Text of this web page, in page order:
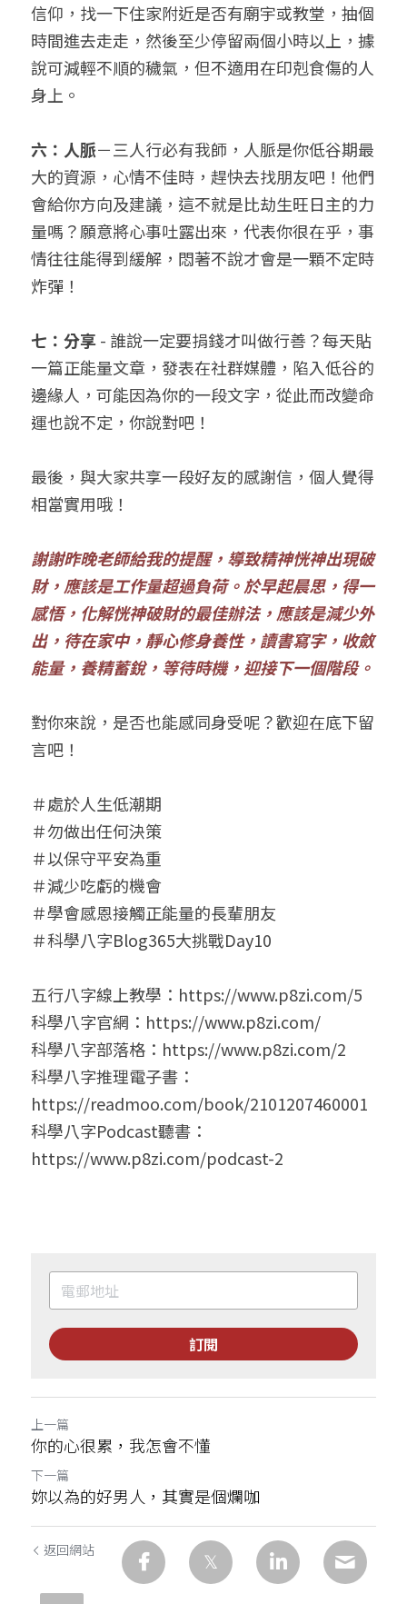
信仰，找一下住家附近是否有廟宇或教堂，抽個
時間進去走走，然後至少停留兩個小時以上，據
說可減輕不順的穢氣，但不適用在印剋食傷的人
身上。
六：人脈－三人行必有我師，人脈是你低谷期最
大的資源，心情不佳時，趕快去找朋友吧！他們
會給你方向及建議，這不就是比劫生旺日主的力
量嗎？願意將心事吐露出來，代表你很在乎，事
情往往能得到緩解，悶著不說才會是一顆不定時
炸彈！
七：分享 - 誰說一定要捐錢才叫做行善？每天貼
一篇正能量文章，發表在社群媒體，陷入低谷的
邊緣人，可能因為你的一段文字，從此而改變命
運也說不定，你說對吧！
最後，與大家共享一段好友的感謝信，個人覺得
相當實用哦！
謝謝昨晚老師給我的提醒，導致精神恍神出現破
財，應該是工作量超過負荷。於早起晨思，得一
感悟，化解恍神破財的最佳辦法，應該是減少外
出，待在家中，靜心修身養性，讀書寫字，收斂
能量，養精蓄銳，等待時機，迎接下一個階段。
對你來說，是否也能感同身受呢？歡迎在底下留
言吧！
＃處於人生低潮期
＃勿做出任何決策
＃以保守平安為重
＃減少吃虧的機會
＃學會感恩接觸正能量的長輩朋友
＃科學八字Blog365大挑戰Day10
五行八字線上教學：https://www.p8zi.com/5
科學八字官網：https://www.p8zi.com/
科學八字部落格：https://www.p8zi.com/2
科學八字推理電子書：
https://readmoo.com/book/2101207460001
科學八字Podcast聽書：
https://www.p8zi.com/podcast-2
訂閱
上一篇
你的心很累，我怎會不懂
下一篇
妳以為的好男人，其實是個爛咖
返回網站